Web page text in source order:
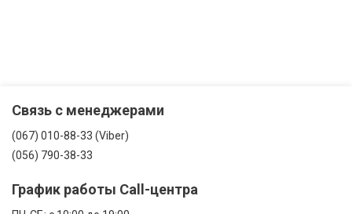
Связь с менеджерами
(067) 010-88-33 (Viber)
(056) 790-38-33
График работы Call-центра